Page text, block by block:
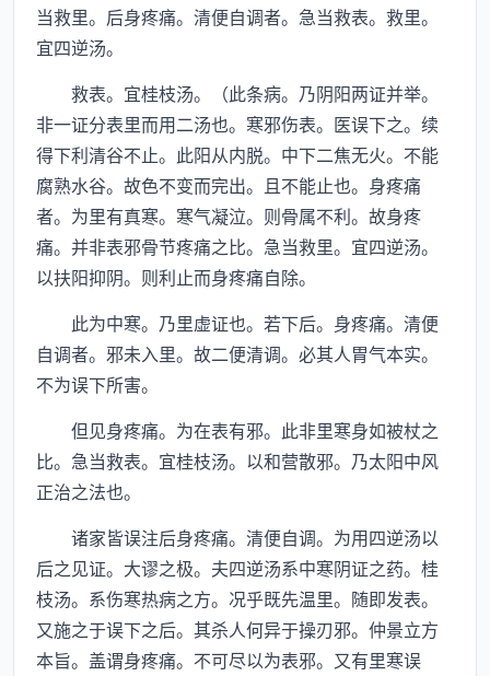
当救里。后身疼痛。清便自调者。急当救表。救里。
宜四逆汤。
救表。宜桂枝汤。（此条病。乃阴阳两证并举。
非一证分表里而用二汤也。寒邪伤表。医误下之。续
得下利清谷不止。此阳从内脱。中下二焦无火。不能
腐熟水谷。故色不变而完出。且不能止也。身疼痛
者。为里有真寒。寒气凝泣。则骨属不利。故身疼
痛。并非表邪骨节疼痛之比。急当救里。宜四逆汤。
以扶阳抑阴。则利止而身疼痛自除。
此为中寒。乃里虚证也。若下后。身疼痛。清便
自调者。邪未入里。故二便清调。必其人胃气本实。
不为误下所害。
但见身疼痛。为在表有邪。此非里寒身如被杖之
比。急当救表。宜桂枝汤。以和营散邪。乃太阳中风
正治之法也。
诸家皆误注后身疼痛。清便自调。为用四逆汤以
后之见证。大谬之极。夫四逆汤系中寒阴证之药。桂
枝汤。系伤寒热病之方。况乎既先温里。随即发表。
又施之于误下之后。其杀人何异于操刃邪。仲景立方
本旨。盖谓身疼痛。不可尽以为表邪。又有里寒误